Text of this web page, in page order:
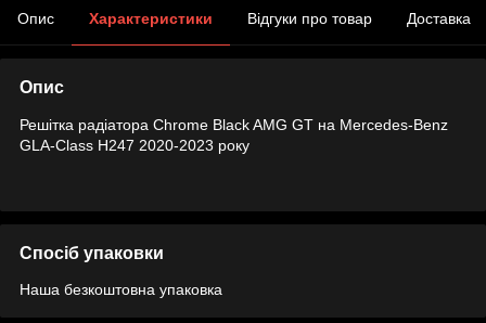
Опис Характеристики Відгуки про товар Доставка
Опис
Решітка радіатора Chrome Black AMG GT на Mercedes-Benz
GLA-Class H247 2020-2023 року
Спосіб упаковки
Наша безкоштовна упаковка